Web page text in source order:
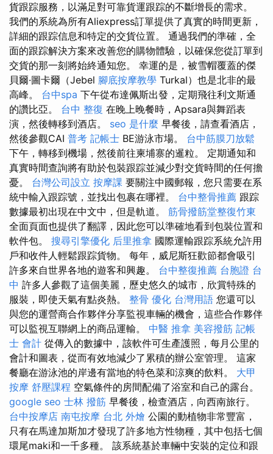
貨跟踪服務，以滿足對可靠貨運跟踪的不斷增長的需求。
我們的系統為所有Aliexpress訂單提供了真實的時間更新，
詳細的跟踪信息和特定的交貨位置。 通過我們的準確，全
面的跟踪解決方案來改善您的購物體驗，以確保您從訂單到
交貨的那一刻將始終通知您。 幸運的是，被雪帽覆蓋的傑
貝爾·圖卡爾（Jebel 腳底按摩教學 Turkal）也是北非的最
高峰。 台中spa 下午從布達佩斯出發，定期飛往利文斯通
的讚比亞。 台中 整復 在晚上晚餐時，Apsara與舞蹈表
演，然後轉移到酒店。 seo 是什麼 早餐後，請查看酒店，
然後參觀CAI 普考 記帳士 BE游泳市場。 台中筋膜刀放鬆
下午，轉移到機場，然後前往柬埔寨的暹粒。 定期通知和
真實時間查詢將有助於包裝跟踪並減少對交貨時間的任何擔
憂。 台灣公司設立 按摩課 要關注中國郵報，您只需要在系
統中輸入跟踪號，並找出包裹在哪裡。 台中整骨推薦 跟踪
數據最初出現在中文中，但是軌道。 筋骨撥筋堂整復竹東
全面頁面也提供了翻譯，因此您可以準確地看到包裝位置和
軟件包。 搜尋引擎優化 后里推拿 國際運輸跟踪系統允許用
戶和收件人輕鬆跟踪貨物。 每年，威尼斯狂歡節都會吸引
許多來自世界各地的遊客和興趣。 台中整復推薦 台胞證 台
中 許多人參觀了這個美麗，歷史悠久的城市，欣賞特殊的
服裝，即使天氣有點炎熱。 整骨 優化 台灣用語 您還可以
與您的運營商合作夥伴分享監視車輛的機會，這些合作夥伴
可以監視互聯網上的商品運輸。 中醫 推拿 美容撥筋 記帳
士 會計 從傳入的數據中，該軟件可生產護照，每月公里的
會計和圖表，從而有效地減少了累積的辦公室管理。 這家
餐廳在游泳池的岸邊有當地的特色菜和涼爽的飲料。 大甲
按摩 舒壓課程 空氣條件的房間配備了浴室和自己的露台。
google seo 士林 撥筋 早餐後，檢查酒店，向西南旅行。
台中按摩店 南屯按摩 台北 外燴 公園的動植物非常豐富，
只有在馬達加斯加才發現了許多地方性物種，其中包括七個
環尾maki和一千多種。 該系統基於車輛中安裝的定位和跟